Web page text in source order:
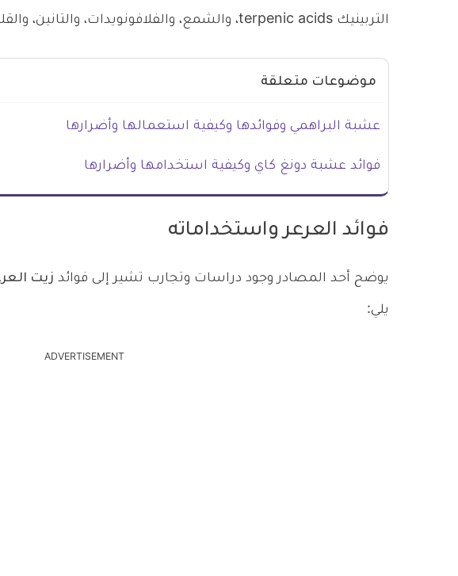
التربينيك terpenic acids، والشمع، والفلافونويدات، والتانين، والقلويدات.
موضوعات متعلقة
عشبة البراهمي وفوائدها وكيفية استعمالها وأضرارها
فوائد عشبة دونغ كاي وكيفية استخدامها وأضرارها
فوائد العرعر واستخداماته
يوضح أحد المصادر وجود دراسات وتجارب تشير إلى فوائد زيت
يلي:
ADVERTISEMENT